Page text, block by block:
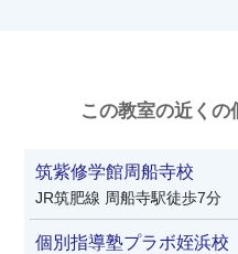
この教室の近くの
筑紫修学館周船寺校
JR筑肥線 周船寺駅徒歩7分
個別指導塾プラボ姪浜校